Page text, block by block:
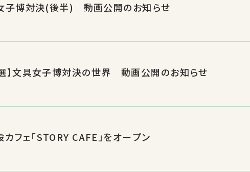
女子博対決(後半) 動画公開のお知らせ
】文具女子博対決の世界 動画公開のお知らせ
ェ「STORY CAFE」をオープン